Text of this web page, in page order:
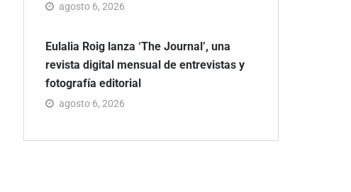
agosto 6, 2026
Eulalia Roig lanza ‘The Journal’, una
revista digital mensual de entrevistas y
fotografía editorial
agosto 6, 2026